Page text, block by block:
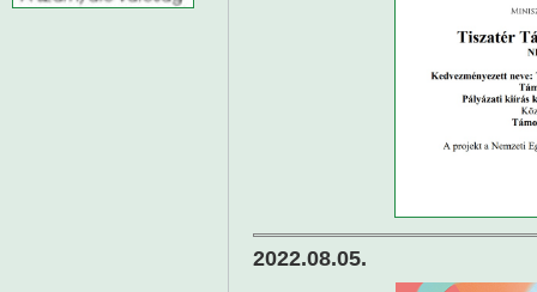
2022.08.05.